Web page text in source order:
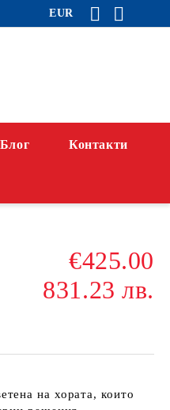
EUR
Блог Контакти
€425.00
831.23 лв.
на хората, които